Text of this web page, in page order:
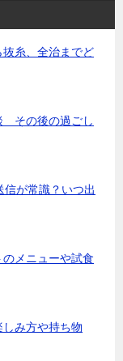
糸、全治までど
その後の過ごし
が常識？いつ出
メニューや試食
み方や持ち物